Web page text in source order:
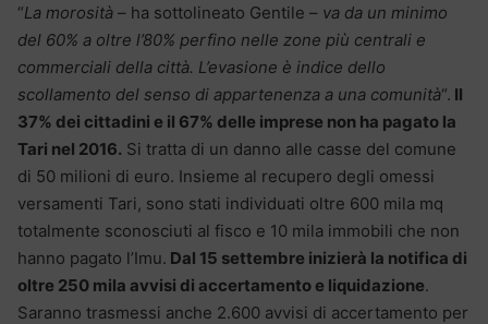
“La morosità – ha sottolineato Gentile – va da un minimo
del 60% a oltre l’80% perfino nelle zone più centrali e
commerciali della città. L’evasione è indice dello
scollamento del senso di appartenenza a una comunità“. Il
37% dei cittadini e il 67% delle imprese non ha pagato la
Tari nel 2016. Si tratta di un danno alle casse del comune
di 50 milioni di euro. Insieme al recupero degli omessi
versamenti Tari, sono stati individuati oltre 600 mila mq
totalmente sconosciuti al fisco e 10 mila immobili che non
hanno pagato l’Imu. Dal 15 settembre inizierà la notifica di
oltre 250 mila avvisi di accertamento e liquidazione.
Saranno trasmessi anche 2.600 avvisi di accertamento per